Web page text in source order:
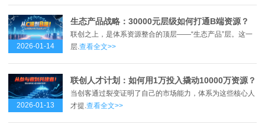
2026-01-14
生态产品战略：30000元层级如何打通B端资源？
联创之上，是体系资源整合的顶层——“生态产品”层。这一
层.查看全文>>
2026-01-13
联创人才计划：如何用1万投入撬动10000万资源？
当创客通过裂变证明了自己的市场能力，体系为这些核心人
才提.查看全文>>